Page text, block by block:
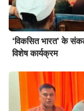
‘विकसित भारत’ के
विशेष कार्यक्रम